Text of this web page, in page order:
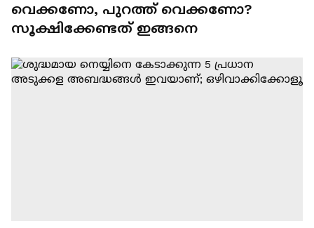
വെക്കണോ, പുറത്ത് വെക്കണോ?
സൂക്ഷിക്കേണ്ടത് ഇങ്ങനെ